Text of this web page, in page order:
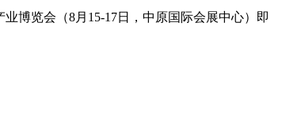
博览会（8月15-17日，中原国际会展中心）即